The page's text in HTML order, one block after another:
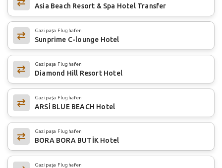
Asia Beach Resort & Spa Hotel Transfer
Gazipaşa Flughafen
Sunprime C-lounge Hotel
Gazipaşa Flughafen
Diamond Hill Resort Hotel
Gazipaşa Flughafen
ARSİ BLUE BEACH Hotel
Gazipaşa Flughafen
BORA BORA BUTİK Hotel
Gazipaşa Flughafen